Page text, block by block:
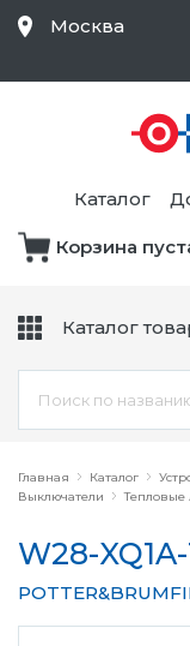
Главная Каталог
Выключатели
Тепловые
W28-XQ1A-
Москва
Каталог
Корзина
Каталог
Средства Контроля
Статического
Электричества и
Безопасности,
Товары для Чистых
Цепи
Оборудование